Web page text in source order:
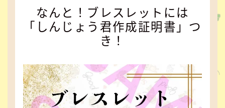
なんと！ブレスレットには
「しんじょう君作成証明書」つ
き！